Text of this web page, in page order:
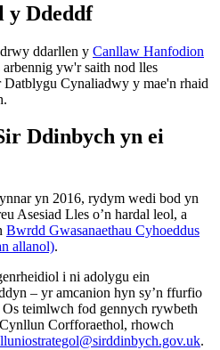
y Ddeddf
ddarllen y Canllaw Hanfodion
yw'r saith nod lles
Datblygu Cynaliadwy y mae'n rhaid
Ddinbych yn ei
yn 2016, rydym wedi bod yn
Asesiad Lles o’n hardal leol, a
Bwrdd Gwasanaethau Cyhoeddus
allanol).
i ni adolygu ein
– yr amcanion hyn sy’n ffurfio
Os teimlwch fod gennych rywbeth
Corfforaethol, rhowch
.